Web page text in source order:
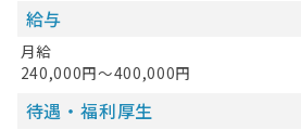
給与
月給
240,000円～400,000円
待遇・福利厚生